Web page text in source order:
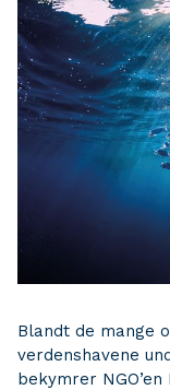
Blandt de mange
verdenshavene
bekymrer